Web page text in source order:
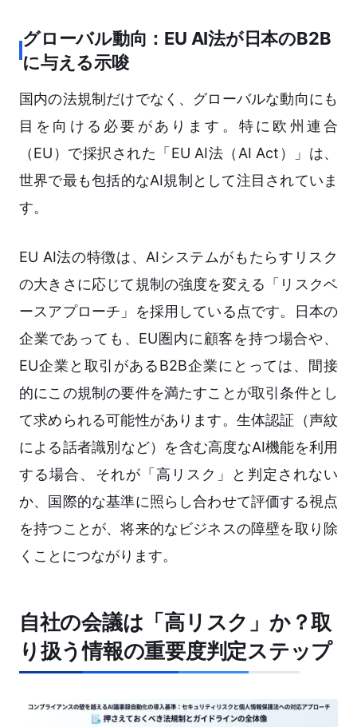
グローバル動向：EU AI法が日本のB2B
に与える示唆
国内の法規制だけでなく、グローバルな動向にも
目を向ける必要があります。特に欧州連合
（EU）で採択された「EU AI法（AI Act）」は、
世界で最も包括的なAI規制として注目されていま
す。
EU AI法の特徴は、AIシステムがもたらすリスク
の大きさに応じて規制の強度を変える「リスクベ
ースアプローチ」を採用している点です。日本の
企業であっても、EU圏内に顧客を持つ場合や、
EU企業と取引があるB2B企業にとっては、間接
的にこの規制の要件を満たすことが取引条件とし
て求められる可能性があります。生体認証（声紋
による話者識別など）を含む高度なAI機能を利用
する場合、それが「高リスク」と判定されない
か、国際的な基準に照らし合わせて評価する視点
を持つことが、将来的なビジネスの障壁を取り除
くことにつながります。
自社の会議は「高リスク」か？取
り扱う情報の重要度判定ステップ